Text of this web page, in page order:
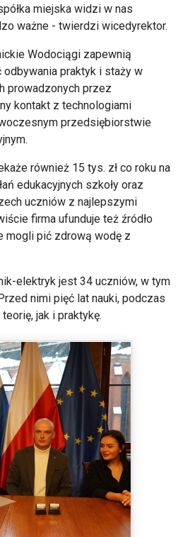
miejska widzi w nas
ważne - twierdzi wicedyrektor.
Wodociągi zapewnią
odbywania praktyk i staży w
prowadzonych przez
kontakt z technologiami
przedsiębiorstwie
również 15 tys. zł co roku na
edukacyjnych szkoły oraz
uczniów z najlepszymi
firma ufunduje też źródło
mogli pić zdrową wodę z
elektryk jest 34 uczniów, w tym
nimi pięć lat nauki, podczas
jak i praktykę.